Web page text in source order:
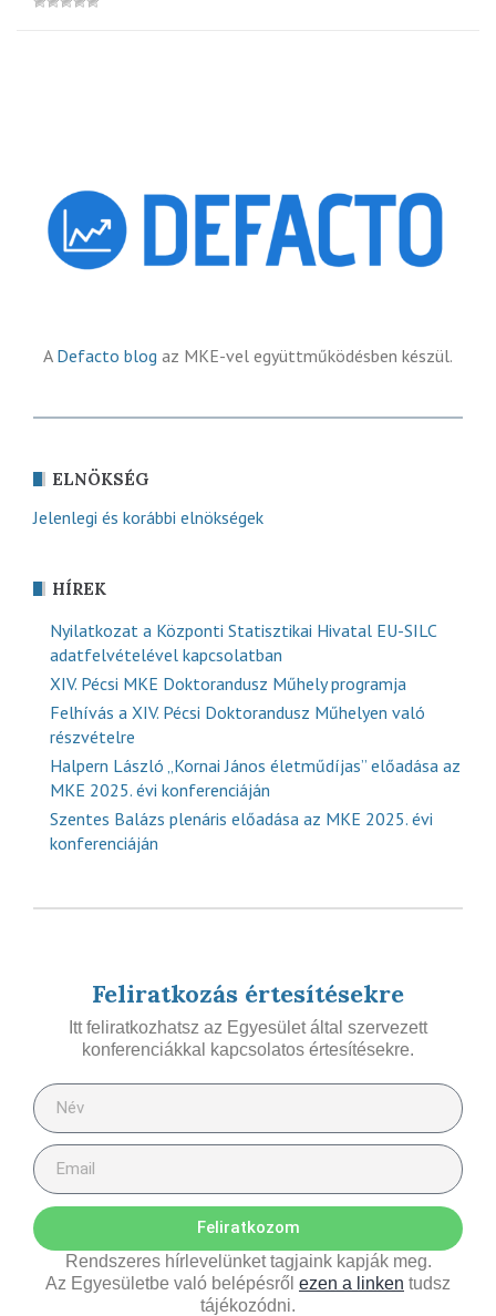
A Defacto blog az MKE-vel együttműködésben készül.
ELNÖKSÉG
Jelenlegi és korábbi elnökségek
HÍREK
Nyilatkozat a Központi Statisztikai Hivatal EU-SILC
adatfelvételével kapcsolatban
XIV. Pécsi MKE Doktorandusz Műhely programja
Felhívás a XIV. Pécsi Doktorandusz Műhelyen való
részvételre
Halpern László „Kornai János életműdíjas” előadása az
MKE 2025. évi konferenciáján
Szentes Balázs plenáris előadása az MKE 2025. évi
konferenciáján
Feliratkozás értesítésekre
Itt feliratkozhatsz az Egyesület által szervezett
konferenciákkal kapcsolatos értesítésekre.
Feliratkozom
Rendszeres hírlevelünket tagjaink kapják meg.
Az Egyesületbe való belépésről ezen a linken tudsz
tájékozódni.